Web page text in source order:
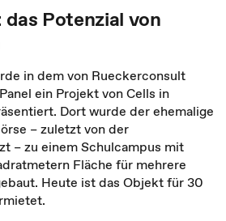
das Potenzial von
in dem von Rueckerconsult
ein Projekt von Cells in
Dort wurde der ehemalige
–zuletzt von der
–zu einem Schulcampus mit
Fläche für mehrere
Heute ist das Objekt für 30